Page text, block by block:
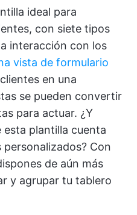
ideal para
con siete tipos
interacción con los
vista de formulario
en una
se pueden convertir
para actuar. ¿Y
esta plantilla cuenta
Con
de aún más
y agrupar tu tablero